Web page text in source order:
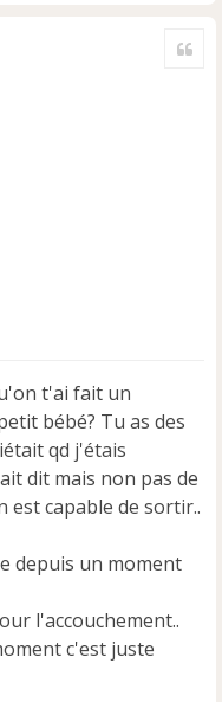
t'ai fait un
bébé? Tu as des
qd j'étais
dit mais non pas de
est capable de sortir..
depuis un moment
l'accouchement..
c'est juste